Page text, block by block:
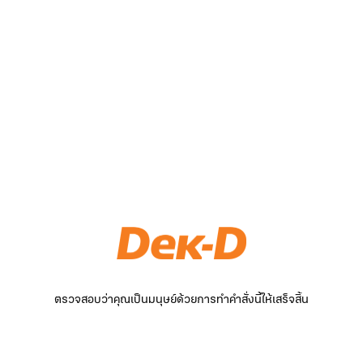
ตรวจสอบว่าคุณเป็นมนุษย์ด้วยการทำคำสั่งนี้ให้เสร็จสิ้น